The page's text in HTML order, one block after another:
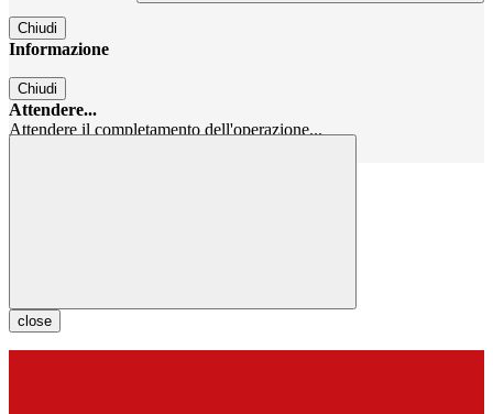
Chiudi
Informazione
Chiudi
Attendere...
Attendere il completamento dell'operazione...
close